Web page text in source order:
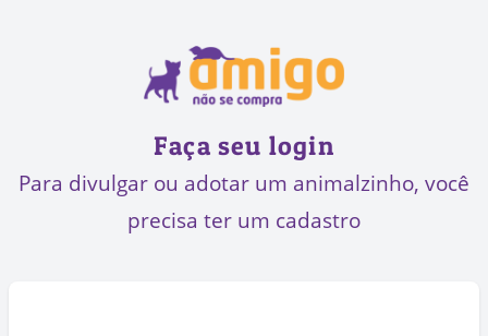
Faça seu login
Para divulgar ou adotar um animalzinho, você
precisa ter um cadastro